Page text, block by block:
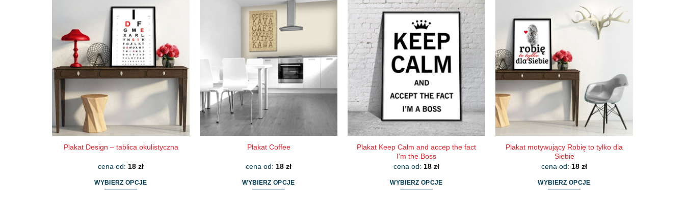
ma
wiele
wariantów.
Opcje
można
wybrać
na
stronie
produktu
ma
wiele
wariantów.
Opcje
można
wybrać
stronie
ma
wiele
wariantów.
Opcje
wybrać
stronie
produktu
wiele
wariantów.
można
wybrać
stronie
produktu
Plakat Design – tablica okulistyczna
cena od: 18 zł
WYBIERZ OPCJE
Plakat Coffee
cena od: 18 zł
WYBIERZ OPCJE
Plakat Keep Calm and accep the fact
I’m the Boss
cena od: 18 zł
WYBIERZ OPCJE
Plakat motywujący Robię to tylko dla
Siebie
cena od: 18 zł
WYBIERZ OPCJE